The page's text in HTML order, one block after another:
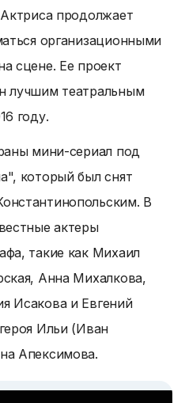
продолжает
организационными
сцене. Ее проект
лучшим театральным
году.
мини-сериал под
который был снят
В
актеры
такие как Михаил
Анна Михалкова,
Исакова и Евгений
Ильи (Иван
Апексимова.